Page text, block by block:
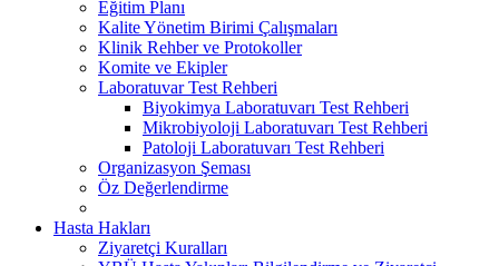
Eğitim Planı
Kalite Yönetim Birimi Çalışmaları
Klinik Rehber ve Protokoller
Komite ve Ekipler
Laboratuvar Test Rehberi
Biyokimya Laboratuvarı Test Rehberi
Mikrobiyoloji Laboratuvarı Test Rehberi
Patoloji Laboratuvarı Test Rehberi
Organizasyon Şeması
Öz Değerlendirme
Hasta Hakları
Ziyaretçi Kuralları